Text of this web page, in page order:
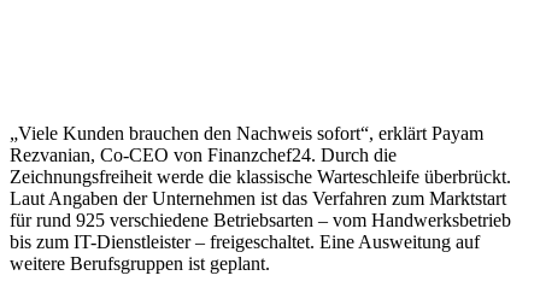
„Viele Kunden brauchen den Nachweis sofort“, erklärt Payam
Rezvanian, Co-CEO von Finanzchef24. Durch die
Zeichnungsfreiheit werde die klassische Warteschleife überbrückt.
Laut Angaben der Unternehmen ist das Verfahren zum Marktstart
für rund 925 verschiedene Betriebsarten – vom Handwerksbetrieb
bis zum IT-Dienstleister – freigeschaltet. Eine Ausweitung auf
weitere Berufsgruppen ist geplant.